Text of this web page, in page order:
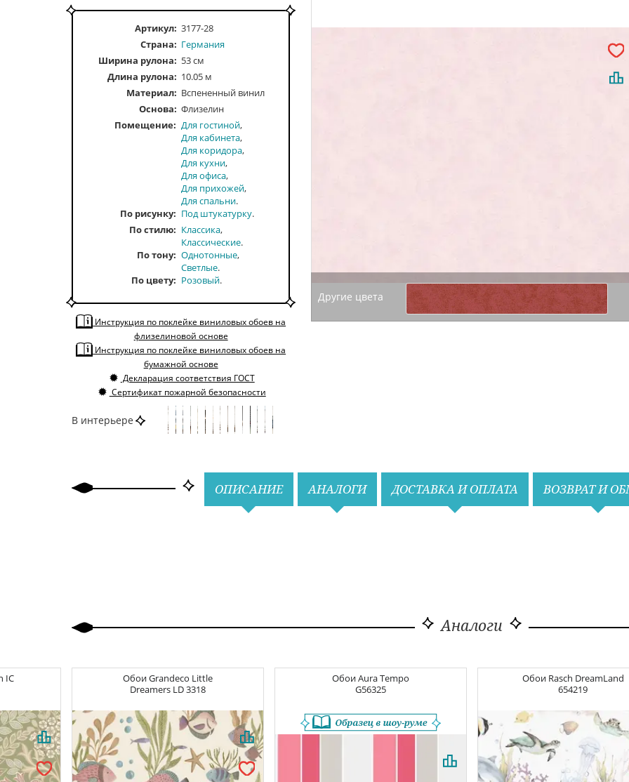
Другие цвета
Назад
Артикул: 3177-28
Страна: Германия
Ширина рулона: 53 см
Длина рулона: 10.05 м
Материал: Вспененный винил
Основа: Флизелин
Помещение
Для гостиной
Для кабинета
Для коридора
Для кухни
Для офиса
Для прихожей
Для спальни
По рисунку
Под штукатурку
По стилю
Классика
Классические
По тону
Однотонные
Светлые
По цвету
Розовый
Инструкция по поклейке виниловых обоев на
флизелиновой основе
Инструкция по поклейке виниловых обоев на
бумажной основе
Декларация соответствия ГОСТ
Сертификат пожарной безопасности
В интерьере
ОПИСАНИЕ АНАЛОГИ ДОСТАВКА И ОПЛАТА ВОЗВРАТ И
Аналоги
IC ОбоиGrandeco Little
Dreamers LD 3318
ОбоиAura Tempo
G56325
Обои Rasch DreamLand
654219